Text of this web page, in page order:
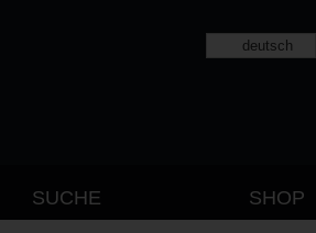
deutsch
SUCHE SHOP